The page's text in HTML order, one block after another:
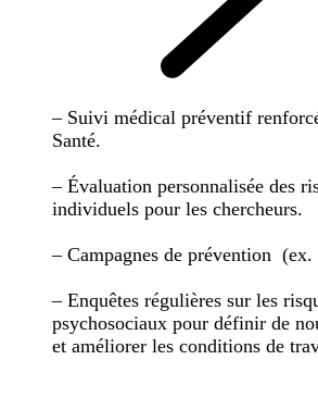
– Suivi médical préventif
Santé.
– Évaluation personnalisée des
individuels pour les chercheurs.
– Campagnes de prévention (ex.
– Enquêtes régulières sur les
psychosociaux pour définir de
et améliorer les conditions de